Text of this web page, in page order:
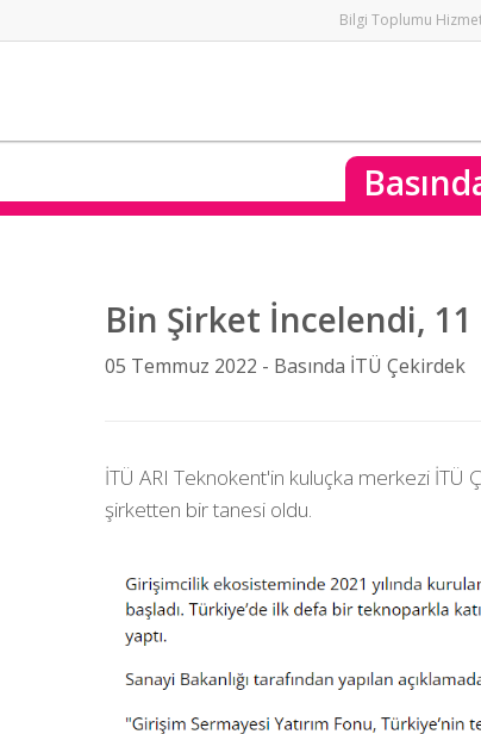
Bilgi Toplumu
Bin Şirket İncelendi, 11
05 Temmuz 2022 - Basında İTÜ Çekirdek
İTÜ ARI Teknokent'in kuluçka merkezi İTÜ
şirketten bir tanesi oldu.